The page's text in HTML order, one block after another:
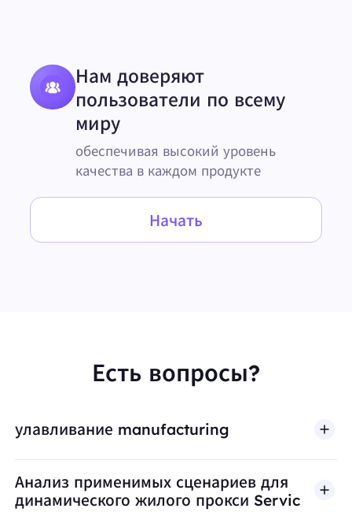
Нам доверяют
пользователи по всему
миру
обеспечивая высокий уровень
качества в каждом продукте
Начать
Есть вопросы?
улавливание manufacturing
Анализ применимых сценариев для
динамического жилого прокси Servic